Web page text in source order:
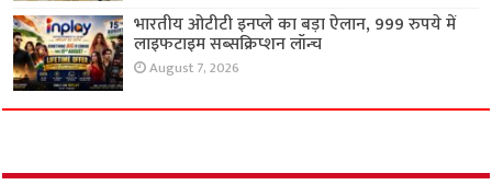
भारतीय ओटीटी इनप्ले का बड़ा ऐलान, 999 रुपये में
लाइफटाइम सब्सक्रिप्शन लॉन्च
August 7, 2026